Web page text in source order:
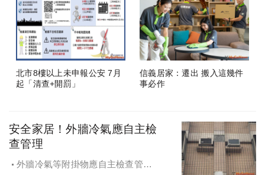
北市8樓以上未申報公安 7月
起「清查+開罰」
信義居家：遷出 搬入這幾件
事必作
安全家居！外牆冷氣應自主檢
查管理
外牆冷氣等附掛物應自主檢查管